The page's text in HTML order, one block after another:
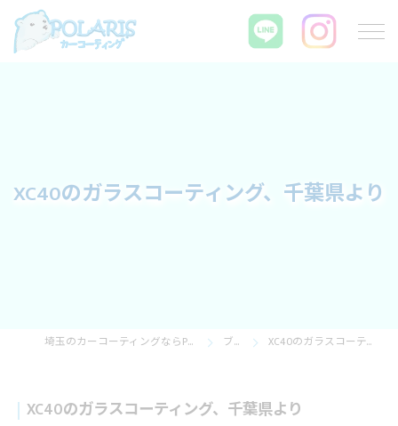
XC40のガラスコーティング、千葉県より
埼玉のカーコーティングならPOLARIS カーコーティング ブログ XC40のガラスコーティング、千葉県より
XC40のガラスコーティング、千葉県より